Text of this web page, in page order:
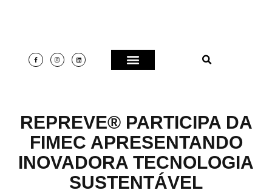
REPREVE® PARTICIPA DA
FIMEC APRESENTANDO
INOVADORA TECNOLOGIA
SUSTENTÁVEL